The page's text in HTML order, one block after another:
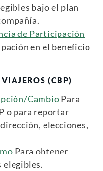
bajo el plan
de Participación
en el beneficio
(CBP)
Cambio Para
o para reportar
elecciones,
Para obtener
elegibles.